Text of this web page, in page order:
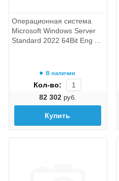
Операционная система
Microsoft Windows Server
Standard 2022 64Bit Eng ...
В наличии
Кол-во:
82 302 руб.
Купить